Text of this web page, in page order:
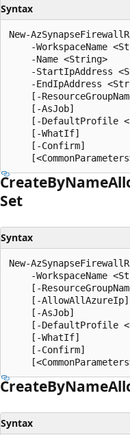
Syntax
New-
-WorkspaceName
    -Name <String>
-StartIpAddress
-EndIpAddress
[-
    [-AsJob]
[-DefaultProfile
    [-WhatIf]
    [-Confirm]
CreateByName
Set
Syntax
New-
-WorkspaceName
[-
    [-AllowAllAzureIp]
    [-AsJob]
[-DefaultProfile
    [-WhatIf]
    [-Confirm]
CreateByName
Syntax